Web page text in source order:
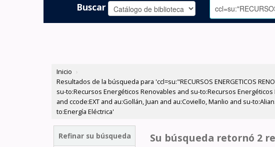
Buscar
Inicio ›
Resultados de la búsqueda para 'ccl=su:"RECURSOS ENERGETICOS
su-to:Recursos Energéticos Renovables and su-to:Recursos
and ccode:EXT and au:Gollán, Juan and au:Coviello, Manlio and su-
to:Energía Eléctrica'
Refinar su búsqueda Su búsqueda retornó 2